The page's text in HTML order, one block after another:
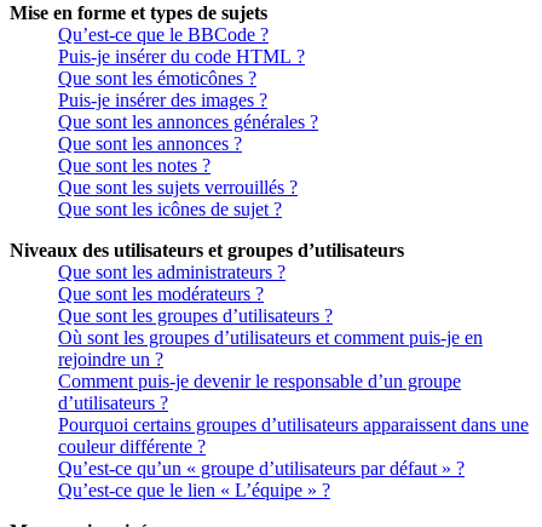
Mise en forme et types de sujets
Qu’est-ce que le BBCode ?
Puis-je insérer du code HTML ?
Que sont les émoticônes ?
Puis-je insérer des images ?
Que sont les annonces générales ?
Que sont les annonces ?
Que sont les notes ?
Que sont les sujets verrouillés ?
Que sont les icônes de sujet ?
Niveaux des utilisateurs et groupes d’utilisateurs
Que sont les administrateurs ?
Que sont les modérateurs ?
Que sont les groupes d’utilisateurs ?
Où sont les groupes d’utilisateurs et comment puis-je en
rejoindre un ?
Comment puis-je devenir le responsable d’un groupe
d’utilisateurs ?
Pourquoi certains groupes d’utilisateurs apparaissent dans une
couleur différente ?
Qu’est-ce qu’un « groupe d’utilisateurs par défaut » ?
Qu’est-ce que le lien « L’équipe » ?